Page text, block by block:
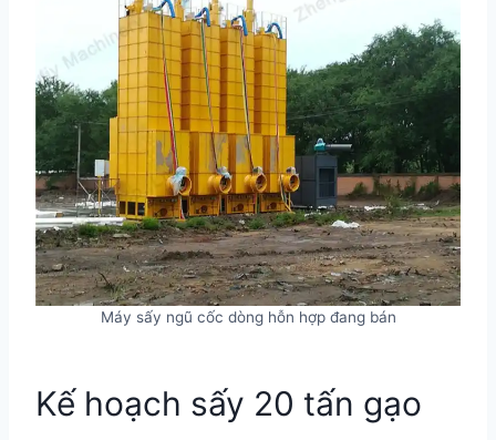
Máy sấy ngũ cốc dòng hỗn hợp đang bán
Kế hoạch sấy 20 tấn gạo